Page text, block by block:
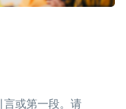
或第一段。请